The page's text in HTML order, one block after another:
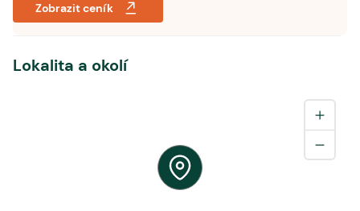
Zobrazit ceník
Lokalita a okolí